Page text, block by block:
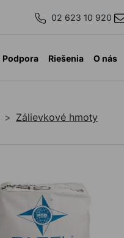
02 623 10 920
Podpora Riešenia O nás
Zálievkové hmoty